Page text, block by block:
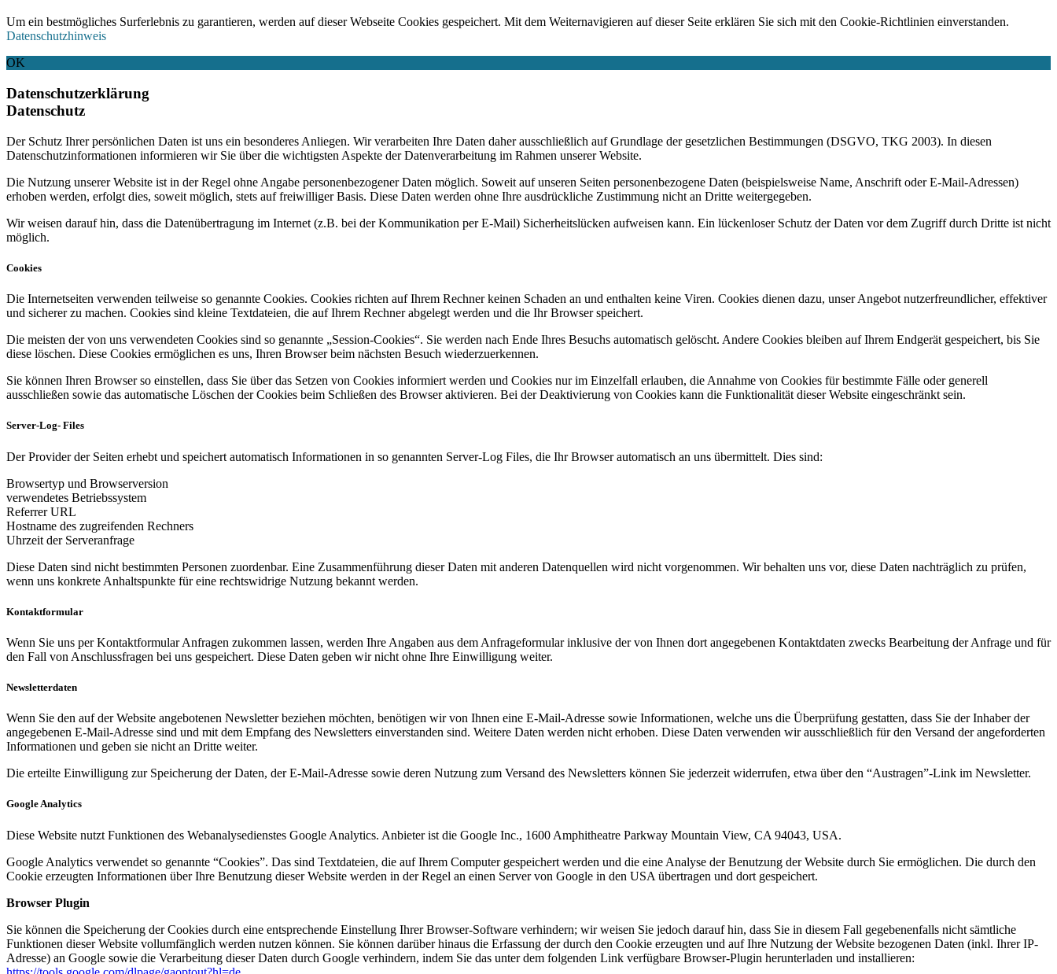
Um ein bestmögliches Surferlebnis zu garantieren, werden auf dieser Webseite Cookies gespeichert. Mit dem Weiternavigieren auf dieser Seite erklären Sie sich mit den Cookie-Richtlinien einverstanden.
Datenschutzhinweis
OK
Datenschutzerklärung
Datenschutz
Der Schutz Ihrer persönlichen Daten ist uns ein besonderes Anliegen. Wir verarbeiten Ihre Daten daher ausschließlich auf Grundlage der gesetzlichen Bestimmungen (DSGVO, TKG 2003). In diesen
Datenschutzinformationen informieren wir Sie über die wichtigsten Aspekte der Datenverarbeitung im Rahmen unserer Website.
Die Nutzung unserer Website ist in der Regel ohne Angabe personenbezogener Daten möglich. Soweit auf unseren Seiten personenbezogene Daten (beispielsweise Name, Anschrift oder E-Mail-Adressen)
erhoben werden, erfolgt dies, soweit möglich, stets auf freiwilliger Basis. Diese Daten werden ohne Ihre ausdrückliche Zustimmung nicht an Dritte weitergegeben.
Wir weisen darauf hin, dass die Datenübertragung im Internet (z.B. bei der Kommunikation per E-Mail) Sicherheitslücken aufweisen kann. Ein lückenloser Schutz der Daten vor dem Zugriff durch Dritte ist nicht
möglich.
Cookies
Die Internetseiten verwenden teilweise so genannte Cookies. Cookies richten auf Ihrem Rechner keinen Schaden an und enthalten keine Viren. Cookies dienen dazu, unser Angebot nutzerfreundlicher, effektiver
und sicherer zu machen. Cookies sind kleine Textdateien, die auf Ihrem Rechner abgelegt werden und die Ihr Browser speichert.
Die meisten der von uns verwendeten Cookies sind so genannte „Session-Cookies“. Sie werden nach Ende Ihres Besuchs automatisch gelöscht. Andere Cookies bleiben auf Ihrem Endgerät gespeichert, bis Sie
diese löschen. Diese Cookies ermöglichen es uns, Ihren Browser beim nächsten Besuch wiederzuerkennen.
Sie können Ihren Browser so einstellen, dass Sie über das Setzen von Cookies informiert werden und Cookies nur im Einzelfall erlauben, die Annahme von Cookies für bestimmte Fälle oder generell
ausschließen sowie das automatische Löschen der Cookies beim Schließen des Browser aktivieren. Bei der Deaktivierung von Cookies kann die Funktionalität dieser Website eingeschränkt sein.
Server-Log- Files
Der Provider der Seiten erhebt und speichert automatisch Informationen in so genannten Server-Log Files, die Ihr Browser automatisch an uns übermittelt. Dies sind:
Browsertyp und Browserversion
verwendetes Betriebssystem
Referrer URL
Hostname des zugreifenden Rechners
Uhrzeit der Serveranfrage
Diese Daten sind nicht bestimmten Personen zuordenbar. Eine Zusammenführung dieser Daten mit anderen Datenquellen wird nicht vorgenommen. Wir behalten uns vor, diese Daten nachträglich zu prüfen,
wenn uns konkrete Anhaltspunkte für eine rechtswidrige Nutzung bekannt werden.
Kontaktformular
Wenn Sie uns per Kontaktformular Anfragen zukommen lassen, werden Ihre Angaben aus dem Anfrageformular inklusive der von Ihnen dort angegebenen Kontaktdaten zwecks Bearbeitung der Anfrage und für
den Fall von Anschlussfragen bei uns gespeichert. Diese Daten geben wir nicht ohne Ihre Einwilligung weiter.
Newsletterdaten
Wenn Sie den auf der Website angebotenen Newsletter beziehen möchten, benötigen wir von Ihnen eine E-Mail-Adresse sowie Informationen, welche uns die Überprüfung gestatten, dass Sie der Inhaber der
angegebenen E-Mail-Adresse sind und mit dem Empfang des Newsletters einverstanden sind. Weitere Daten werden nicht erhoben. Diese Daten verwenden wir ausschließlich für den Versand der angeforderten
Informationen und geben sie nicht an Dritte weiter.
Die erteilte Einwilligung zur Speicherung der Daten, der E-Mail-Adresse sowie deren Nutzung zum Versand des Newsletters können Sie jederzeit widerrufen, etwa über den “Austragen”-Link im Newsletter.
Google Analytics
Diese Website nutzt Funktionen des Webanalysedienstes Google Analytics. Anbieter ist die Google Inc., 1600 Amphitheatre Parkway Mountain View, CA 94043, USA.
Google Analytics verwendet so genannte “Cookies”. Das sind Textdateien, die auf Ihrem Computer gespeichert werden und die eine Analyse der Benutzung der Website durch Sie ermöglichen. Die durch den
Cookie erzeugten Informationen über Ihre Benutzung dieser Website werden in der Regel an einen Server von Google in den USA übertragen und dort gespeichert.
Browser Plugin
Sie können die Speicherung der Cookies durch eine entsprechende Einstellung Ihrer Browser-Software verhindern; wir weisen Sie jedoch darauf hin, dass Sie in diesem Fall gegebenenfalls nicht sämtliche
Funktionen dieser Website vollumfänglich werden nutzen können. Sie können darüber hinaus die Erfassung der durch den Cookie erzeugten und auf Ihre Nutzung der Website bezogenen Daten (inkl. Ihrer IP-
Adresse) an Google sowie die Verarbeitung dieser Daten durch Google verhindern, indem Sie das unter dem folgenden Link verfügbare Browser-Plugin herunterladen und installieren: